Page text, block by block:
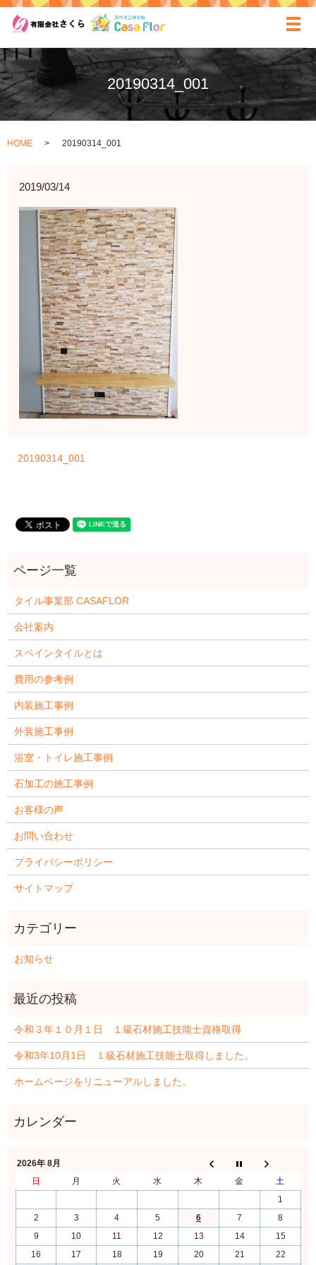
20190314_001
HOME 20190314_001
2019/03/14
20190314_001
タイル事業部 CASAFLOR
会社案内
スペインタイルとは
費用の参考例
内装施工事例
外装施工事例
浴室・トイレ施工事例
石加工の施工事例
お客様の声
お問い合わせ
プライバシーポリシー
サイトマップ
お知らせ
令和３年１０月１日 １級石材施工技能士資格取得
令和3年10月1日 １級石材施工技能士取得しました。
ホームページをリニューアルしました。
2026年 8月
日
月 火 水 木 金
土
1
2
3 4 5 6 7
8
9
10 11 12 13 14
15
16
17 18 19 20 21 22